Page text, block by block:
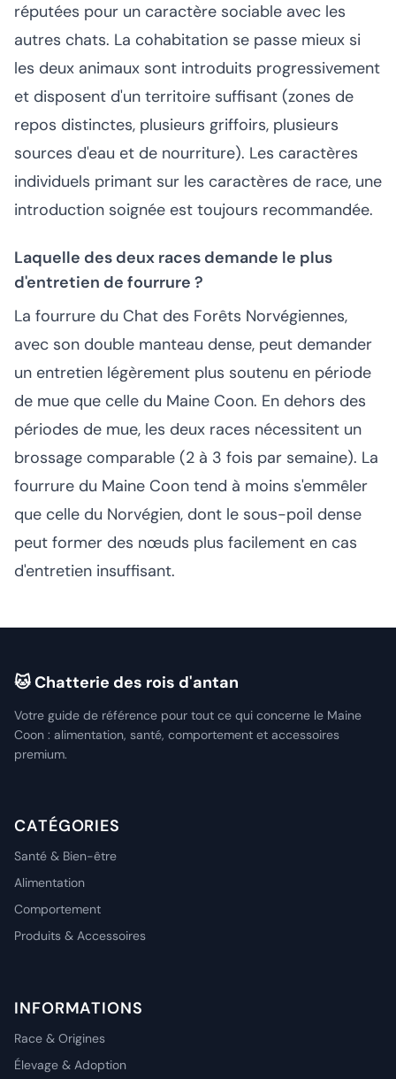
réputées pour un caractère sociable avec les
autres chats. La cohabitation se passe mieux si
les deux animaux sont introduits progressivement
et disposent d'un territoire suffisant (zones de
repos distinctes, plusieurs griffoirs, plusieurs
sources d'eau et de nourriture). Les caractères
individuels primant sur les caractères de race, une
introduction soignée est toujours recommandée.
Laquelle des deux races demande le plus
d'entretien de fourrure ?
La fourrure du Chat des Forêts Norvégiennes,
avec son double manteau dense, peut demander
un entretien légèrement plus soutenu en période
de mue que celle du Maine Coon. En dehors des
périodes de mue, les deux races nécessitent un
brossage comparable (2 à 3 fois par semaine). La
fourrure du Maine Coon tend à moins s'emmêler
que celle du Norvégien, dont le sous-poil dense
peut former des nœuds plus facilement en cas
d'entretien insuffisant.
🐱 Chatterie des rois d'antan
Votre guide de référence pour tout ce qui concerne le Maine
Coon : alimentation, santé, comportement et accessoires
premium.
CATÉGORIES
Santé & Bien-être
Alimentation
Comportement
Produits & Accessoires
INFORMATIONS
Race & Origines
Élevage & Adoption